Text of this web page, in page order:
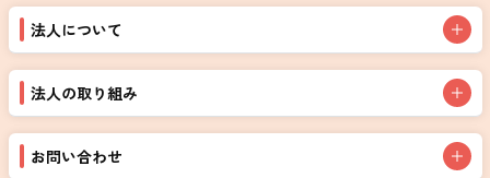
法人について
法人の取り組み
お問い合わせ